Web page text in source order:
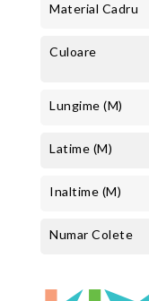
Material Cadru
Culoare
Lungime (m)
Latime (m)
Inaltime (m)
Numar Colete